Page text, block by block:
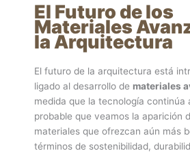
El Futuro de los
Materiales
la Arquitectura
El futuro de la arquitectura está
ligado al desarrollo de materiales
medida que la tecnología continúa
probable que veamos la aparición
materiales que ofrezcan aún más
términos de sostenibilidad,